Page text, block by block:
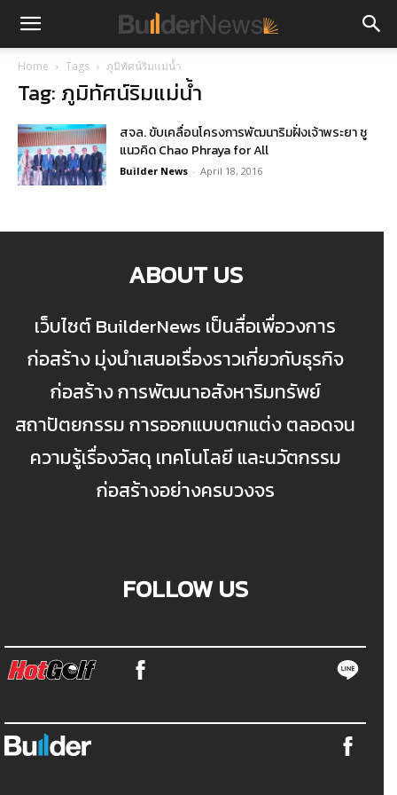
Home Tags ภูมิทัศน์ริมแม่น้ำ
Tag: ภูมิทัศน์ริมแม่น้ำ
สจล. ขับเคลื่อนโครงการพัฒนาริมฝั่งเจ้าพระยา ชู
แนวคิด Chao Phraya for All
Builder News - April 18, 2016
ABOUT US
เว็บไซต์ BuilderNews เป็นสื่อเพื่อวงการ
ก่อสร้าง มุ่งนำเสนอเรื่องราวเกี่ยวกับธุรกิจ
ก่อสร้าง การพัฒนาอสังหาริมทรัพย์
สถาปัตยกรรม การออกแบบตกแต่ง ตลอดจน
ความรู้เรื่องวัสดุ เทคโนโลยี และนวัตกรรม
ก่อสร้างอย่างครบวงจร
FOLLOW US